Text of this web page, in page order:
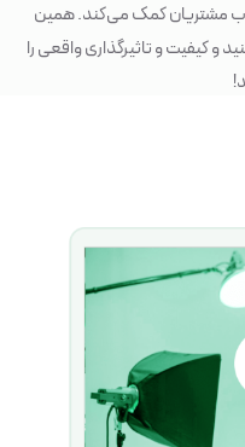
مشتریان کمک می‌کند. همین
کیفیت و تاثیرگذاری واقعی را